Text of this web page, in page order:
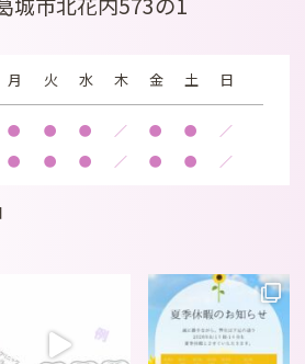
月 火 水 木 金 土 日
● ● ● ／ ● ● ／
● ● ● ／ ● ● ／